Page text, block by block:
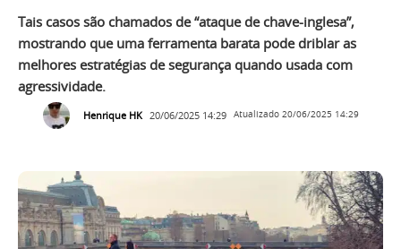
Tais casos são chamados de “ataque de chave-inglesa”,
mostrando que uma ferramenta barata pode driblar as
melhores estratégias de segurança quando usada com
agressividade.
Henrique HK 20/06/2025 14:29 Atualizado 20/06/2025 14:29